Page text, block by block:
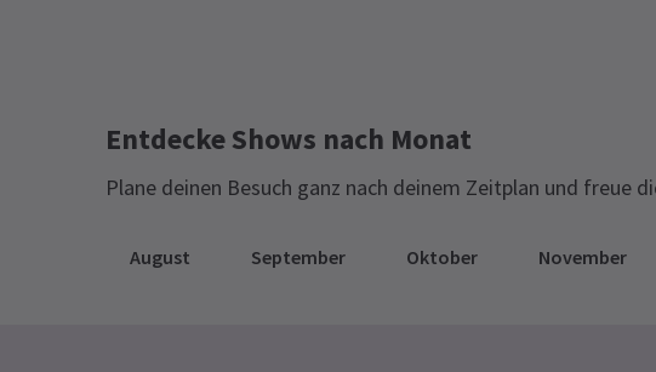
Entdecke Shows nach Monat
Plane deinen Besuch ganz nach deinem Zeitplan und freue
August September Oktober November